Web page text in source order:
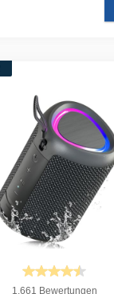
1.661 Bewertungen